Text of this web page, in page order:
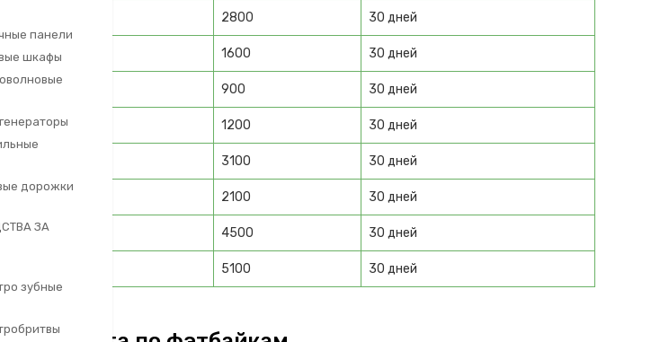
панели
шкафы
дорожки
ЗА
зубные
2800 30 дней
1600 30 дней
900 30 дней
1200 30 дней
3100 30 дней
2100 30 дней
4500 30 дней
5100 30 дней